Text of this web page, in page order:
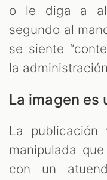
o le diga a
segundo al
se siente
la
La imagen es
La publicación
manipulada
con un